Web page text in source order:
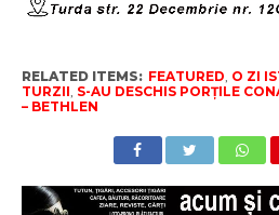
RELATED ITEMS: FEATURED, O ZI
TURZII, S-AU DESCHIS PORȚILE
– BETHLEN